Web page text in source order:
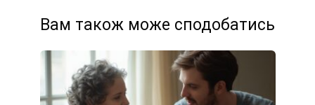
Вам також може сподобатись